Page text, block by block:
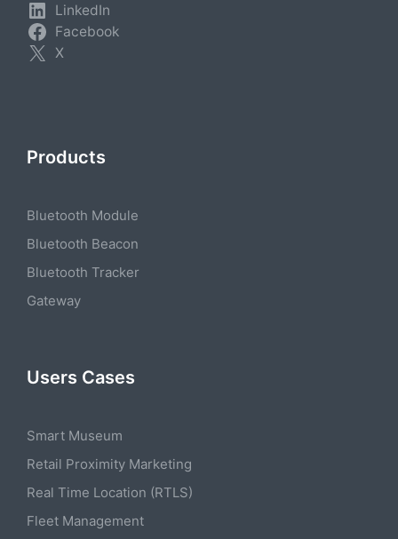
LinkedIn
Facebook
X
Products
Bluetooth Module
Bluetooth Beacon
Bluetooth Tracker
Gateway
Users Cases
Smart Museum
Retail Proximity Marketing
Real Time Location (RTLS)
Fleet Management